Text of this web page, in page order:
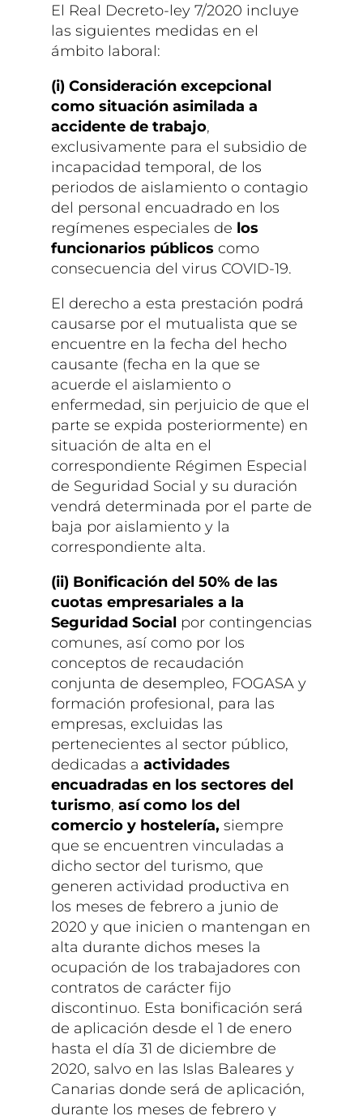
El Real Decreto-ley 7/2020 incluye
las siguientes medidas en el
ámbito laboral:
(i) Consideración excepcional
como situación asimilada a
accidente de trabajo,
exclusivamente para el subsidio de
incapacidad temporal, de los
periodos de aislamiento o contagio
del personal encuadrado en los
regímenes especiales de los
funcionarios públicos como
consecuencia del virus COVID-19.
El derecho a esta prestación podrá
causarse por el mutualista que se
encuentre en la fecha del hecho
causante (fecha en la que se
acuerde el aislamiento o
enfermedad, sin perjuicio de que el
parte se expida posteriormente) en
situación de alta en el
correspondiente Régimen Especial
de Seguridad Social y su duración
vendrá determinada por el parte de
baja por aislamiento y la
correspondiente alta.
(ii) Bonificación del 50% de las
cuotas empresariales a la
Seguridad Social por contingencias
comunes, así como por los
conceptos de recaudación
conjunta de desempleo, FOGASA y
formación profesional, para las
empresas, excluidas las
pertenecientes al sector público,
dedicadas a actividades
encuadradas en los sectores del
turismo, así como los del
comercio y hostelería, siempre
que se encuentren vinculadas a
dicho sector del turismo, que
generen actividad productiva en
los meses de febrero a junio de
2020 y que inicien o mantengan en
alta durante dichos meses la
ocupación de los trabajadores con
contratos de carácter fijo
discontinuo. Esta bonificación será
de aplicación desde el 1 de enero
hasta el día 31 de diciembre de
2020, salvo en las Islas Baleares y
Canarias donde será de aplicación,
durante los meses de febrero y